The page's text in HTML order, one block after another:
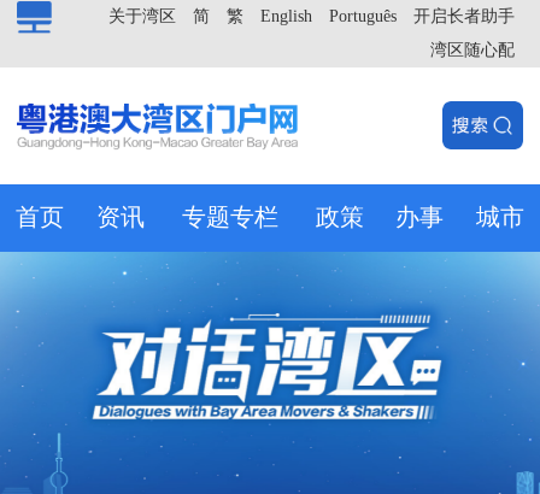
开启长者助手
Português
English
繁
简
关于湾区
湾区随心配
首页 资讯 专题专栏 政策 办事 城市